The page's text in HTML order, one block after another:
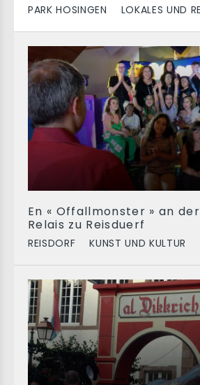
PARK HOSINGEN LOKALES UND
En « Offallmonster » an
Relais zu Reisduerf
REISDORF KUNST UND KULTUR